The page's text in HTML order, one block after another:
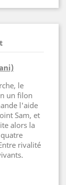
le
un filon
l'aide
Sam, et
alors la
rivalité